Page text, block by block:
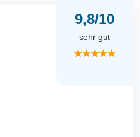
9,8/10
sehr gut
★★★★★